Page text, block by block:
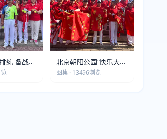
练 备战第
界大健康
北京朝阳公园“快乐大本
营”建党105周年庆祝活
图集 · 13496浏览